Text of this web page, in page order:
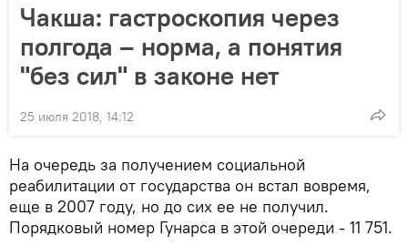
Чакша: гастроскопия через
полгода – норма, а понятия
"без сил" в законе нет
25 июля 2018, 14:12
На очередь за получением социальной
реабилитации от государства он встал вовремя,
еще в 2007 году, но до сих ее не получил.
Порядковый номер Гунарса в этой очереди - 11 751.